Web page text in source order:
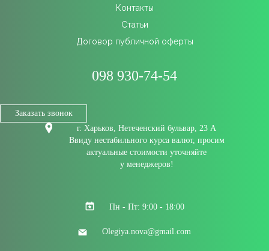
Контакты
Статьи
Договор публичной оферты
098 930-74-54
Заказать звонок
г. Харьков, Нетеченский бульвар, 23 А
Ввиду нестабильного курса валют, просим
актуальные стоимости уточняйте
у менеджеров!
Пн - Пт: 9:00 - 18:00
Olegiya.nova@gmail.com